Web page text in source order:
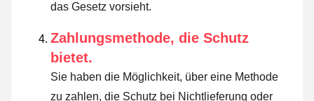
das Gesetz vorsieht.
Zahlungsmethode, die Schutz
bietet.
Sie haben die Möglichkeit, über eine Methode
zu zahlen, die Schutz bei Nichtlieferung oder